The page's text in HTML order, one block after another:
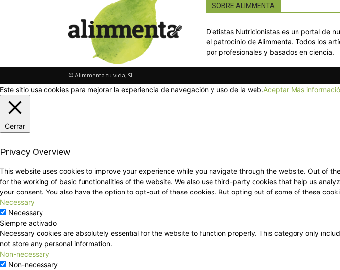
SOBRE ALIMMENTA
Dietistas Nutricionistas es un portal de
el patrocinio de Alimmenta. Todos los
por profesionales y basados en ciencia.
© Alimmenta tu vida, SL
Este sitio usa cookies para mejorar la experiencia de navegación y uso de la web.Aceptar Más
Cerrar
Privacy Overview
This website uses cookies to improve your experience while you navigate through the website. Out of
for the working of basic functionalities of the website. We also use third-party cookies that help us
your consent. You also have the option to opt-out of these cookies. But opting out of some of these
Necessary
Necessary
Siempre activado
Necessary cookies are absolutely essential for the website to function properly. This category only
not store any personal information.
Non-necessary
Non-necessary